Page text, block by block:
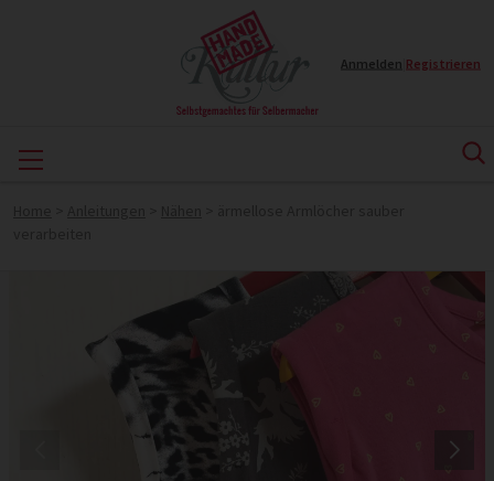
Anmelden Registrieren